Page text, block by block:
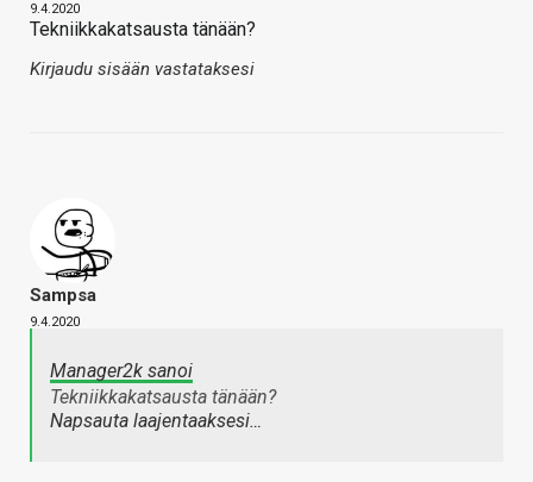
9.4.2020
Tekniikkakatsausta tänään?
Kirjaudu sisään vastataksesi
Sampsa
9.4.2020
Manager2k sanoi
Tekniikkakatsausta tänään?
Napsauta laajentaaksesi…